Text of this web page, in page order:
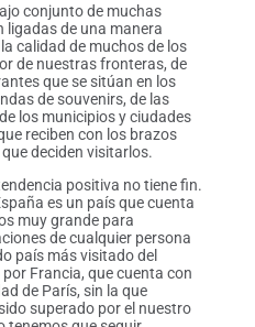
conjunto de muchas
ligadas de una manera
calidad de muchos de los
de nuestras fronteras, de
que se sitúan en los
de souvenirs, de las
los municipios y ciudades
reciben con los brazos
deciden visitarlos.
positiva no tiene fin.
es un país que cuenta
muy grande para
de cualquier persona
país más visitado del
Francia, que cuenta con
de París, sin la que
superado por el nuestro